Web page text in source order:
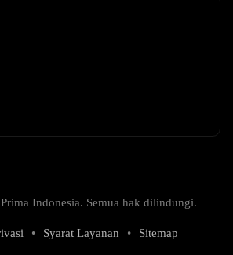
Indonesia. Semua hak dilindungi.
• Syarat Layanan • Sitemap